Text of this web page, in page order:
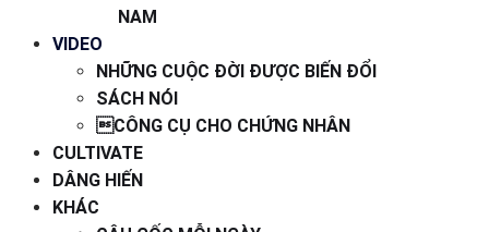
NAM
VIDEO
NHỮNG CUỘC ĐỜI ĐƯỢC BIẾN ĐỔI
SÁCH NÓI
CÔNG CỤ CHO CHỨNG NHÂN
CULTIVATE
DÂNG HIẾN
KHÁC